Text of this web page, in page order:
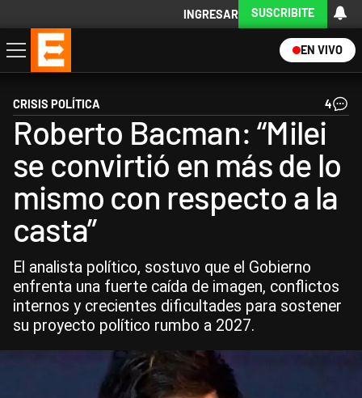
INGRESAR SUSCRIBITE
EN VIVO
Economía
Política
Internacional
Actualidad
Descargá la App
CRISIS POLÍTICA 4
Roberto Bacman: “Milei
se convirtió en más de lo
mismo con respecto a la
casta”
El analista político, sostuvo que el Gobierno
enfrenta una fuerte caída de imagen, conflictos
internos y crecientes dificultades para sostener
su proyecto político rumbo a 2027.